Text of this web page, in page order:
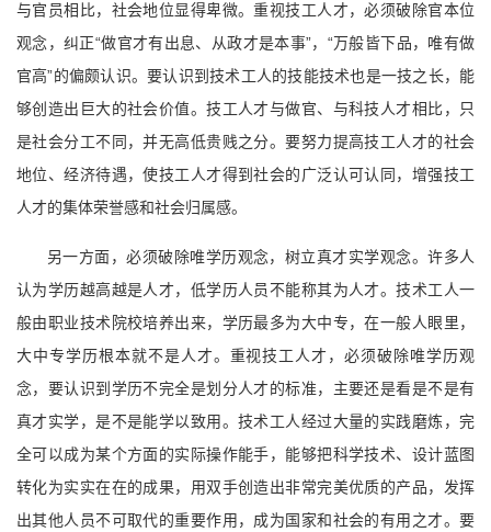
与官员相比，社会地位显得卑微。重视技工人才，必须破除官本位
观念，纠正“做官才有出息、从政才是本事”，“万般皆下品，唯有做
官高”的偏颇认识。要认识到技术工人的技能技术也是一技之长，能
够创造出巨大的社会价值。技工人才与做官、与科技人才相比，只
是社会分工不同，并无高低贵贱之分。要努力提高技工人才的社会
地位、经济待遇，使技工人才得到社会的广泛认可认同，增强技工
人才的集体荣誉感和社会归属感。
另一方面，必须破除唯学历观念，树立真才实学观念。许多人
认为学历越高越是人才，低学历人员不能称其为人才。技术工人一
般由职业技术院校培养出来，学历最多为大中专，在一般人眼里，
大中专学历根本就不是人才。重视技工人才，必须破除唯学历观
念，要认识到学历不完全是划分人才的标准，主要还是看是不是有
真才实学，是不是能学以致用。技术工人经过大量的实践磨炼，完
全可以成为某个方面的实际操作能手，能够把科学技术、设计蓝图
转化为实实在在的成果，用双手创造出非常完美优质的产品，发挥
出其他人员不可取代的重要作用，成为国家和社会的有用之才。要